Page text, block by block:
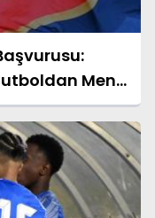
Men